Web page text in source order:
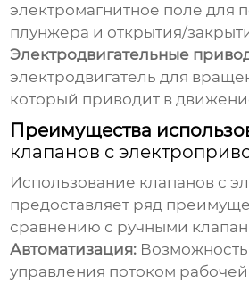
электромагнитное поле для
плунжера и открытия/
Электродвигательные
электродвигатель для
который приводит в
Преимущества
клапанов с
Использование клапанов с
предоставляет ряд
сравнению с ручными
Автоматизация:
управления потоком